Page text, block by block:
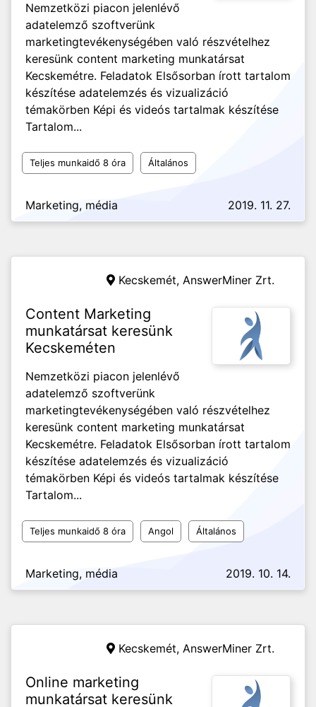
Nemzetközi piacon jelenlévő
adatelemző szoftverünk
marketingtevékenységében való részvételhez
keresünk content marketing munkatársat
Kecskemétre. Feladatok Elsősorban írott tartalom
készítése adatelemzés és vizualizáció
témakörben Képi és videós tartalmak készítése
Tartalom...
Teljes munkaidő 8 óra Általános
Marketing, média 2019. 11. 27.
Kecskemét, AnswerMiner Zrt.
Content Marketing
munkatársat keresünk
Kecskeméten
Nemzetközi piacon jelenlévő
adatelemző szoftverünk
marketingtevékenységében való részvételhez
keresünk content marketing munkatársat
Kecskemétre. Feladatok Elsősorban írott tartalom
készítése adatelemzés és vizualizáció
témakörben Képi és videós tartalmak készítése
Tartalom...
Teljes munkaidő 8 óra Angol Általános
Marketing, média 2019. 10. 14.
Kecskemét, AnswerMiner Zrt.
Online marketing
munkatársat keresünk